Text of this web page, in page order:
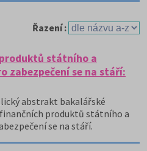
Řazení :
státního a
zabezpečení se na stáří:
abstrakt bakalářské
produktů státního a
se na stáří.